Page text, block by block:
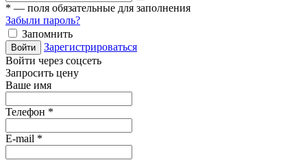
* — поля обязательные для заполнения
Забыли пароль?
Запомнить
Войти
Зарегистрироваться
Войти через соцсеть
Запросить цену
Ваше имя
Телефон *
E-mail *